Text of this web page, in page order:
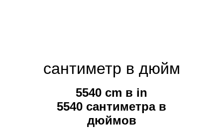
сантиметр в дюйм
5540 cm в in
5540 сантиметра в
дюймов